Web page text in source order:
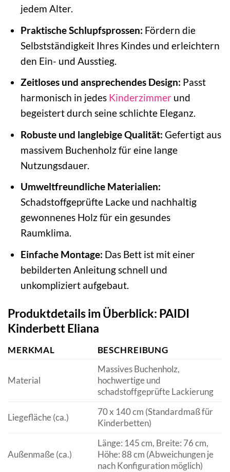
jedem Alter.
Praktische Schlupfsprossen: Fördern die
Selbstständigkeit Ihres Kindes und erleichtern
den Ein- und Ausstieg.
Zeitloses und ansprechendes Design: Passt
harmonisch in jedes Kinderzimmerund
begeistert durch seine schlichte Eleganz.
Robuste und langlebige Qualität: Gefertigt aus
massivem Buchenholz für eine lange
Nutzungsdauer.
Umweltfreundliche Materialien:
Schadstoffgeprüfte Lacke und nachhaltig
gewonnenes Holz für ein gesundes
Raumklima.
Einfache Montage: Das Bett ist mit einer
bebilderten Anleitung schnell und
unkompliziert aufgebaut.
Produktdetails im Überblick: PAIDI
Kinderbett Eliana
MERKMAL BESCHREIBUNG
Material
Massives Buchenholz,
hochwertige und
schadstoffgeprüfte Lackierung
Liegefläche (ca.)
70 x 140 cm (Standardmaß für
Kinderbetten)
Außenmaße (ca.)
Länge: 145 cm, Breite: 76 cm,
Höhe: 88 cm (Abweichungen je
nach Konfiguration möglich)